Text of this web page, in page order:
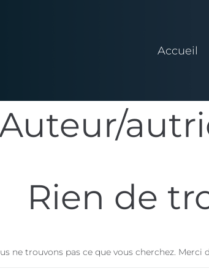
Accueil
Rien de
ne trouvons pas ce que vous cherchez. Merci